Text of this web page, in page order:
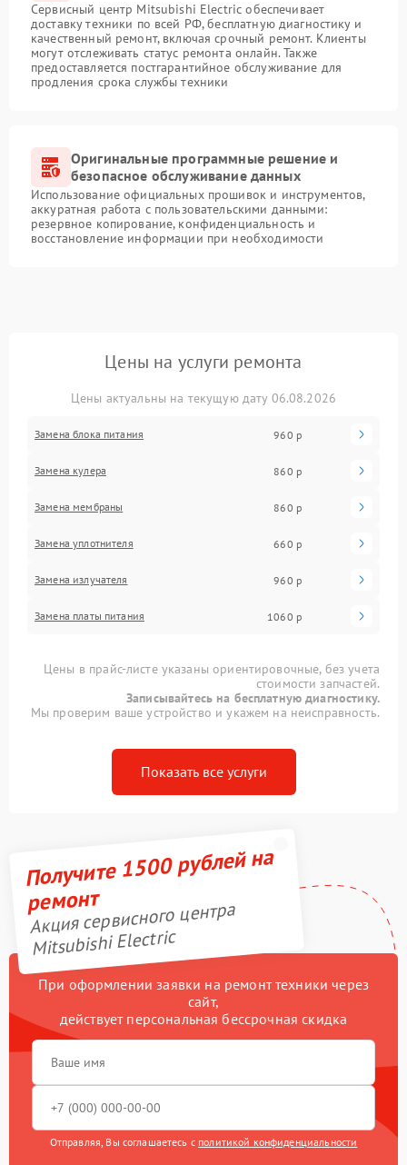
Сервисный центр Mitsubishi Electric обеспечивает
доставку техники по всей РФ, бесплатную диагностику и
качественный ремонт, включая срочный ремонт. Клиенты
могут отслеживать статус ремонта онлайн. Также
предоставляется постгарантийное обслуживание для
продления срока службы техники
Оригинальные программные решение и
безопасное обслуживание данных
Использование официальных прошивок и инструментов,
аккуратная работа с пользовательскими данными:
резервное копирование, конфиденциальность и
восстановление информации при необходимости
Цены на услуги ремонта
Цены актуальны на текущую дату 06.08.2026
Замена блока питания 960 р
Замена кулера 860 р
Замена мембраны 860 р
Замена уплотнителя 660 р
Замена излучателя 960 р
Замена платы питания 1060 р
Цены в прайс-листе указаны ориентировочные, без учета
стоимости запчастей.
Записывайтесь на бесплатную диагностику.
Мы проверим ваше устройство и укажем на неисправность.
Показать все услуги
Получите 1500 рублей на
ремонт
Акция сервисного центра
Mitsubishi Electric
При оформлении заявки на ремонт техники через
сайт,
действует персональная бессрочная скидка
Отправляя, Вы соглашаетесь с политикой конфиденциальности